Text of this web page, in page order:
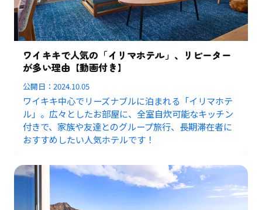
ワイキキで人気の「イリマホテル」、リピーター
が多い理由【動画付き】
公開日：2024.10.05
ワイキキ中心でリーズナブルに泊まれる「イリマホテ
ル」。広々としたお部屋に、全室自炊可能なキッチン
付きで、家族や友達とのグループ旅行、長期滞在者に
おすすめしたい人気ホテルです！